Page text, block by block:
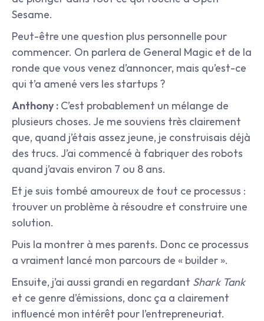
Sesame.
Peut-être une question plus personnelle pour
commencer. On parlera de General Magic et de la
ronde que vous venez d’annoncer, mais qu’est-ce
qui t’a amené vers les startups ?
Anthony : C’est probablement un mélange de
plusieurs choses. Je me souviens très clairement
que, quand j’étais assez jeune, je construisais déjà
des trucs. J’ai commencé à fabriquer des robots
quand j’avais environ 7 ou 8 ans.
Et je suis tombé amoureux de tout ce processus :
trouver un problème à résoudre et construire une
solution.
Puis la montrer à mes parents. Donc ce processus
a vraiment lancé mon parcours de « builder ».
Ensuite, j’ai aussi grandi en regardant Shark Tank
et ce genre d’émissions, donc ça a clairement
influencé mon intérêt pour l’entrepreneuriat.